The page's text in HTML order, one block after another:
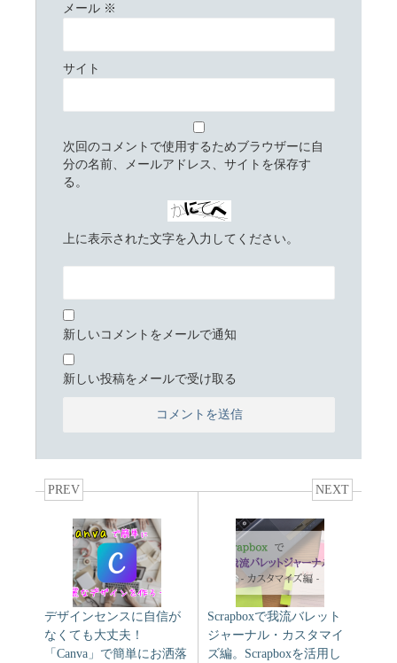
メール ※
サイト
次回のコメントで使用するためブラウザーに自
分の名前、メールアドレス、サイトを保存す
る。
上に表示された文字を入力してください。
新しいコメントをメールで通知
新しい投稿をメールで受け取る
PREV
デザインセンスに自信が
なくても大丈夫！
「Canva」で簡単にお洒落
NEXT
Scrapboxで我流バレット
ジャーナル・カスタマイ
ズ編。Scrapboxを活用し